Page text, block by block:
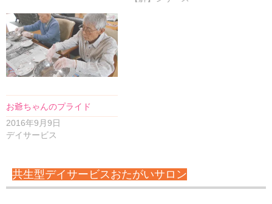
お爺ちゃんのプライド
2016年9月9日
デイサービス
共生型デイサービスおたがいサロン